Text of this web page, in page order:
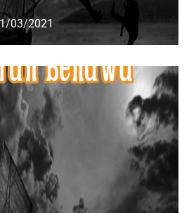
03/2021